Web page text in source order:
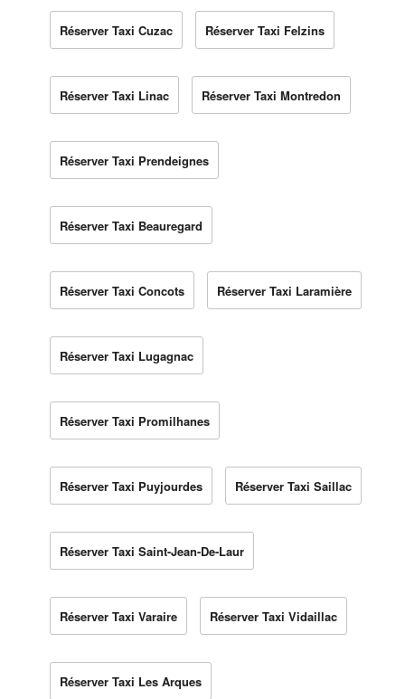
Réserver Taxi Cuzac Réserver Taxi Felzins
Réserver Taxi Linac Réserver Taxi Montredon
Réserver Taxi Prendeignes
Réserver Taxi Beauregard
Réserver Taxi Concots Réserver Taxi Laramière
Réserver Taxi Lugagnac
Réserver Taxi Promilhanes
Réserver Taxi Puyjourdes Réserver Taxi Saillac
Réserver Taxi Saint-Jean-De-Laur
Réserver Taxi Varaire Réserver Taxi Vidaillac
Réserver Taxi Les Arques